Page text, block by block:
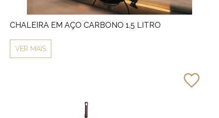
CHALEIRA EM AÇO CARBONO 1,5 LITRO
VER MAIS